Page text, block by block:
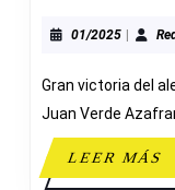
01/202501/2025
Gran victoria del
Juan Verde
LEER MÁS